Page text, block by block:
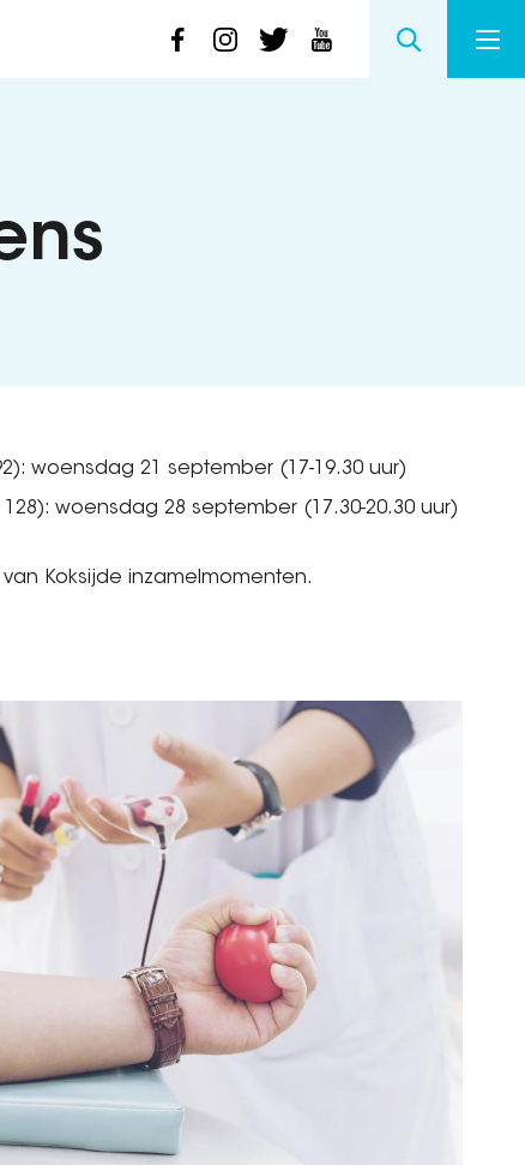
woensdag 21 september (17-19.30 uur)
woensdag 28 september (17.30-20.30 uur)
Koksijde inzamelmomenten.